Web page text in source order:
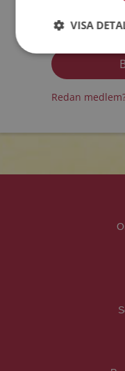
Redan
VISA